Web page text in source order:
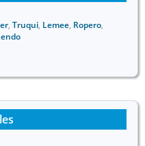
, Truqui, Lemee, Ropero,